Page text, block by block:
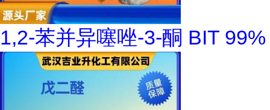
1,2-苯并异噻唑-3-酮 BIT 99%